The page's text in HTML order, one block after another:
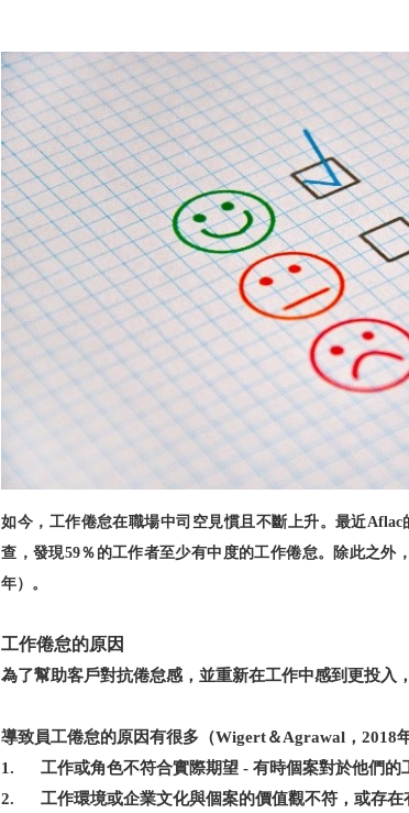
如今，工作倦怠在職場中司空見慣且不斷上升。最近Aflac
查，發現59％的工作者至少有中度的工作倦怠。除此之外
年）。
工作倦怠的原因
為了幫助客戶對抗倦怠感，並重新在工作中感到更投入
導致員工倦怠的原因有很多（Wigert＆Agrawal ，2018
1.工作或角色不符合實際期望 -有時個案對於他們的
2.工作環境或企業文化與個案的價值觀不符，或存在